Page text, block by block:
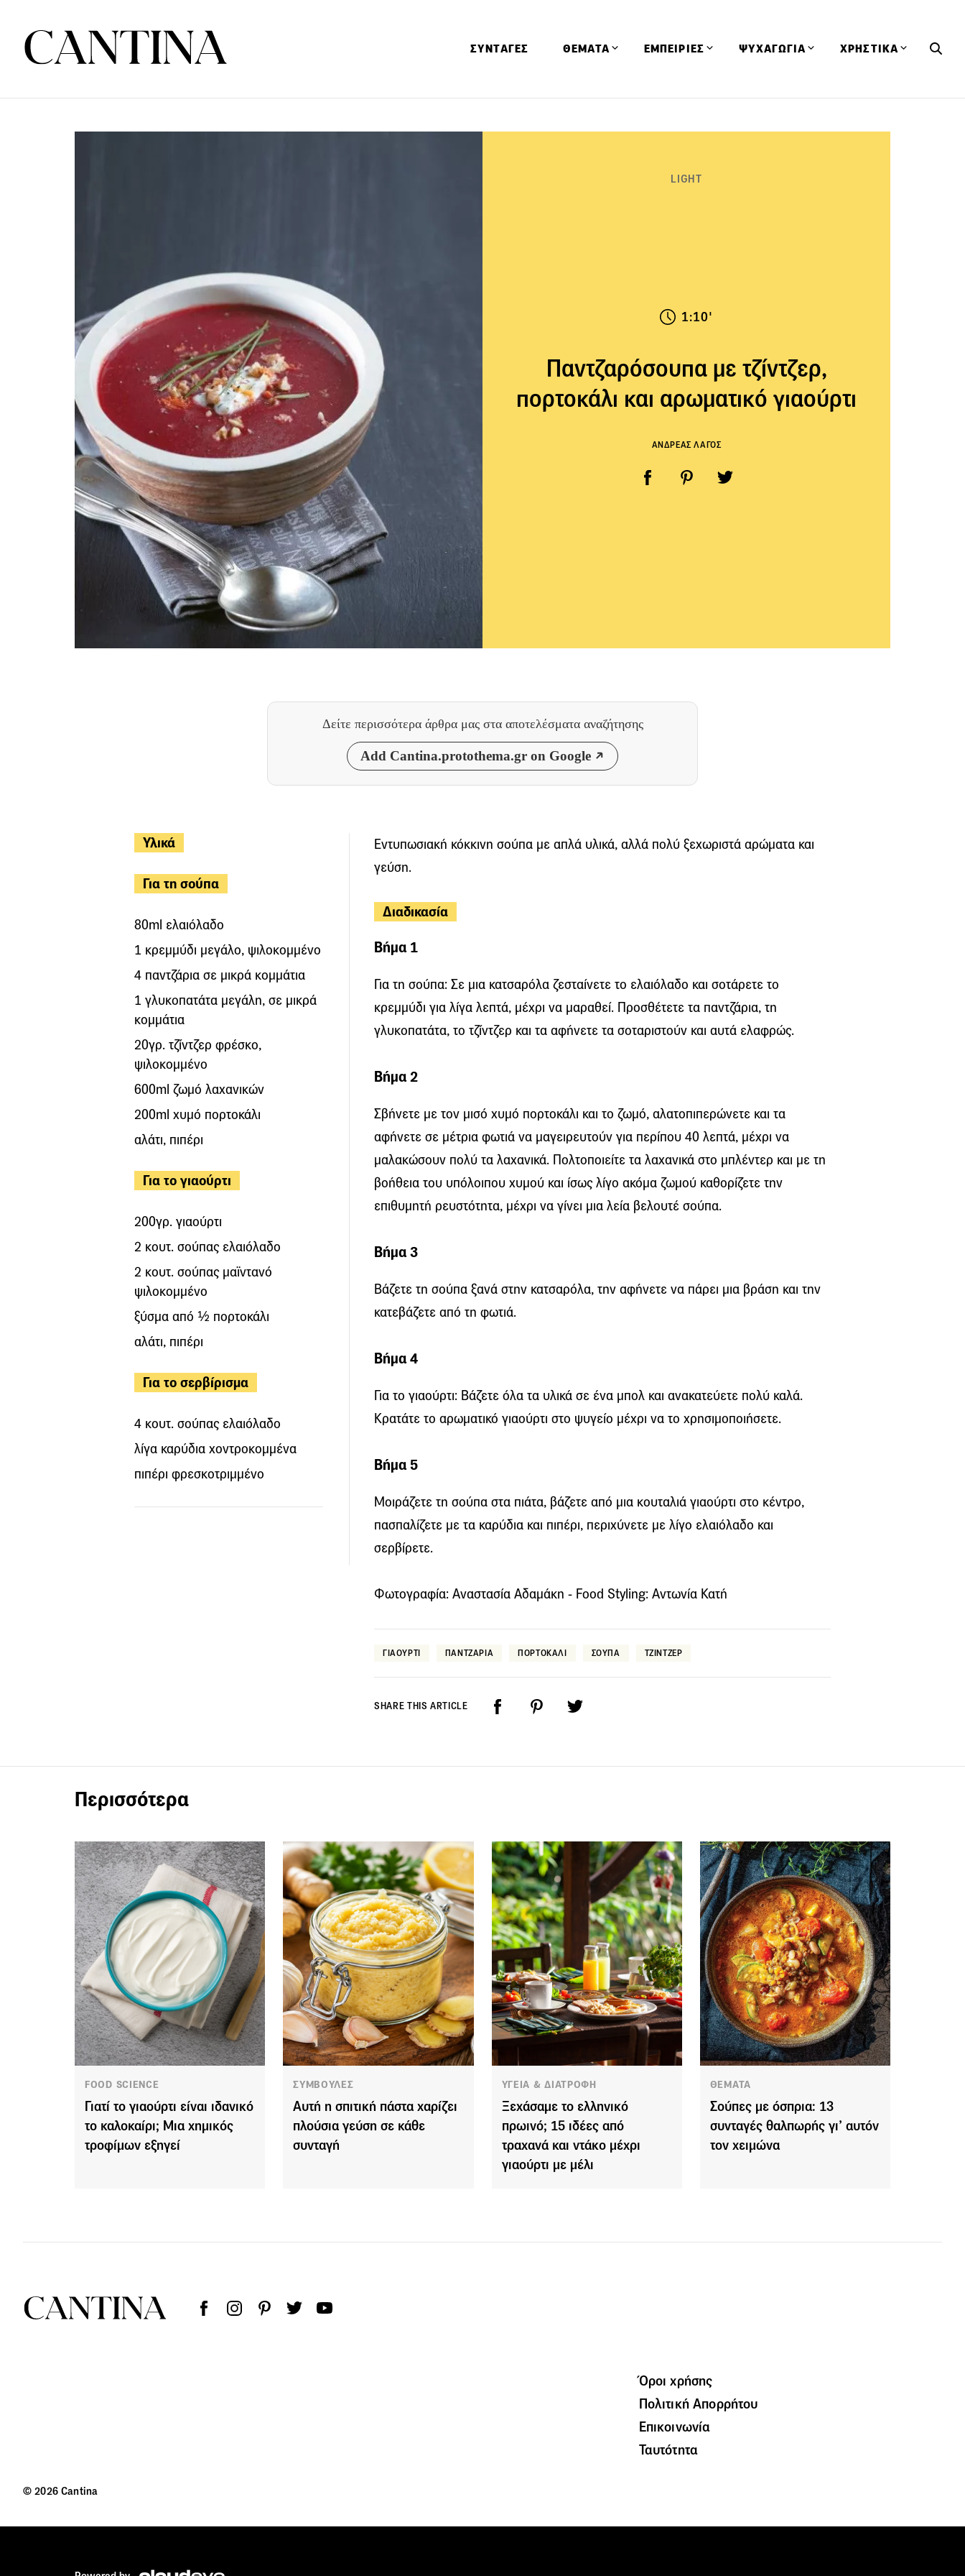
ΣΥΝΤΑΓΕΣ ΘΕΜΑΤΑ ΕΜΠΕΙΡΙΕΣ ΨΥΧΑΓΩΓΙΑ ΧΡΗΣΤΙΚΑ
LIGHT
1:10'
Παντζαρόσουπα με τζίντζερ,
πορτοκάλι και αρωματικό γιαούρτι
ΑΝΔΡΕΑΣ ΛΑΓΟΣ
Δείτε περισσότερα άρθρα μας στα αποτελέσματα αναζήτησης
Add Cantina.protothema.gr on Google
Υλικά
Για τη σούπα
80ml ελαιόλαδο
1 κρεμμύδι μεγάλο, ψιλοκομμένο
4 παντζάρια σε μικρά κομμάτια
1 γλυκοπατάτα μεγάλη, σε μικρά
κομμάτια
20γρ. τζίντζερ φρέσκο,
ψιλοκομμένο
600ml ζωμό λαχανικών
200ml χυμό πορτοκάλι
αλάτι, πιπέρι
Για το γιαούρτι
200γρ. γιαούρτι
2 κουτ. σούπας ελαιόλαδο
2 κουτ. σούπας μαϊντανό
ψιλοκομμένο
ξύσμα από ½ πορτοκάλι
αλάτι, πιπέρι
Για το σερβίρισμα
4 κουτ. σούπας ελαιόλαδο
λίγα καρύδια χοντροκομμένα
πιπέρι φρεσκοτριμμένο
Εντυπωσιακή κόκκινη σούπα με απλά υλικά, αλλά πολύ ξεχωριστά αρώματα και
γεύση.
Διαδικασία
Βήμα 1
Για τη σούπα: Σε μια κατσαρόλα ζεσταίνετε το ελαιόλαδο και σοτάρετε το
κρεμμύδι για λίγα λεπτά, μέχρι να μαραθεί. Προσθέτετε τα παντζάρια, τη
γλυκοπατάτα, το τζίντζερ και τα αφήνετε τα σοταριστούν και αυτά ελαφρώς.
Βήμα 2
Σβήνετε με τον μισό χυμό πορτοκάλι και το ζωμό, αλατοπιπερώνετε και τα
αφήνετε σε μέτρια φωτιά να μαγειρευτούν για περίπου 40 λεπτά, μέχρι να
μαλακώσουν πολύ τα λαχανικά. Πολτοποιείτε τα λαχανικά στο μπλέντερ και με τη
βοήθεια του υπόλοιπου χυμού και ίσως λίγο ακόμα ζωμού καθορίζετε την
επιθυμητή ρευστότητα, μέχρι να γίνει μια λεία βελουτέ σούπα.
Βήμα 3
Βάζετε τη σούπα ξανά στην κατσαρόλα, την αφήνετε να πάρει μια βράση και την
κατεβάζετε από τη φωτιά.
Βήμα 4
Για το γιαούρτι: Βάζετε όλα τα υλικά σε ένα μπολ και ανακατεύετε πολύ καλά.
Κρατάτε το αρωματικό γιαούρτι στο ψυγείο μέχρι να το χρησιμοποιήσετε.
Βήμα 5
Μοιράζετε τη σούπα στα πιάτα, βάζετε από μια κουταλιά γιαούρτι στο κέντρο,
πασπαλίζετε με τα καρύδια και πιπέρι, περιχύνετε με λίγο ελαιόλαδο και
σερβίρετε.
Φωτογραφία: Αναστασία Αδαμάκη - Food Styling: Αντωνία Κατή
ΓΙΑΟΥΡΤΙ ΠΑΝΤΖΑΡΙΑ ΠΟΡΤΟΚΑΛΙ ΣΟΥΠΑ ΤΖΙΝΤΖΕΡ
SHARE THIS ARTICLE
Περισσότερα
FOOD SCIENCE
Γιατί το γιαούρτι είναι ιδανικό
το καλοκαίρι; Μια χημικός
τροφίμων εξηγεί
ΣΥΜΒΟΥΛΕΣ
Αυτή η σπιτική πάστα χαρίζει
πλούσια γεύση σε κάθε
συνταγή
ΥΓΕΙΑ & ΔΙΑΤΡΟΦΗ
Ξεχάσαμε το ελληνικό
πρωινό; 15 ιδέες από
τραχανά και ντάκο μέχρι
γιαούρτι με μέλι
ΘΕΜΑΤΑ
Σούπες με όσπρια: 13
συνταγές θαλπωρής γι’ αυτόν
τον χειμώνα
Όροι χρήσης
Πολιτική Απορρήτου
Επικοινωνία
Ταυτότητα
© 2026 Cantina